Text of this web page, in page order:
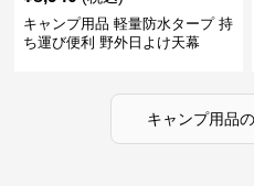
キャンプ用品 軽量防水タープ 持
ち運び便利 野外日よけ天幕
キャンプ用品の